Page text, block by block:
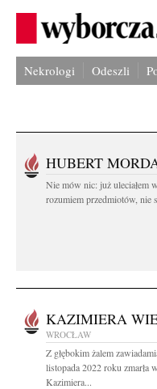
Nekrologi Odeszli
HUBERT
Nie mów nic: już uleciałem
rozumiem przedmiotów, nie
KAZIMIERA
WROCŁAW
Z głębokim żalem
listopada 2022 roku zmarła
Kazimiera...